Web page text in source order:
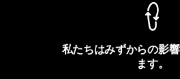
私たちはみずからの影
ます。